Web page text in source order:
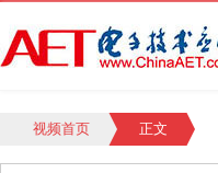
视频首页 正文